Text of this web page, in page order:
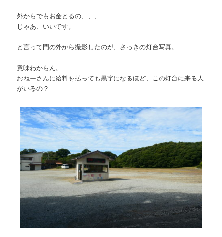
外からでもお金とるの、、、
じゃあ、いいです。
と言って門の外から撮影したのが、さっきの灯台写真。
意味わからん。
おねーさんに給料を払っても黒字になるほど、この灯台に来る人
がいるの？